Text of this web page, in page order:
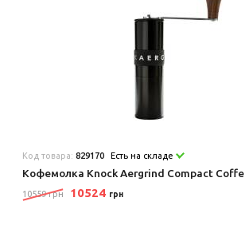
Код товара:829170 Есть на складе
Кофемолка Knock Aergrind Compact
10559 грн 10524 грн